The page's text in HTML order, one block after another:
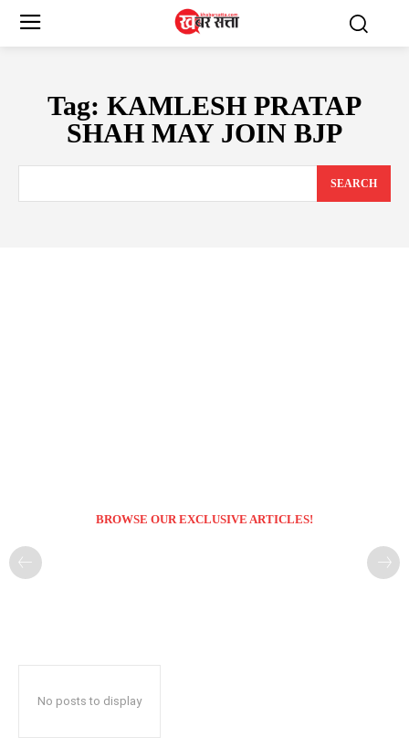
Tag: KAMLESH PRATAP
SHAH MAY JOIN BJP
SEARCH
BROWSE OUR EXCLUSIVE ARTICLES!
No posts to display